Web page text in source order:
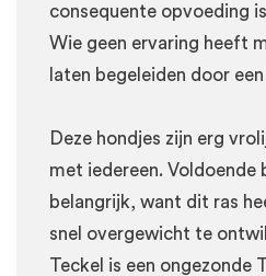
consequente opvoeding
Wie geen ervaring heeft
laten begeleiden door
Deze hondjes zijn erg
met iedereen. Voldoende
belangrijk, want dit ras
snel overgewicht te
Teckel is een ongezonde